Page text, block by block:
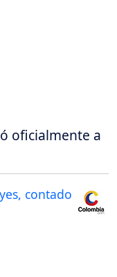
oficialmente a